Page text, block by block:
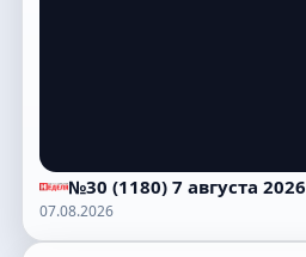
№30 (1180) 7 августа 2026
07.08.2026